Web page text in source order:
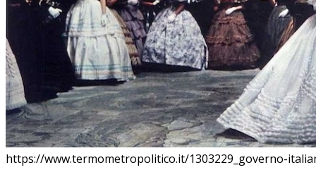
https://www.termometropolitico.it/1303229_governo-